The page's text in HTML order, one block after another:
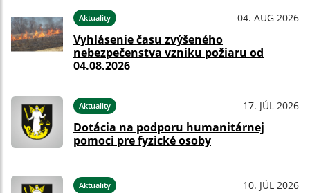
Aktuality 04. AUG 2026
Vyhlásenie času zvýšeného
nebezpečenstva vzniku požiaru od
04.08.2026
Aktuality 17. JÚL 2026
Dotácia na podporu humanitárnej
pomoci pre fyzické osoby
Aktuality 10. JÚL 2026